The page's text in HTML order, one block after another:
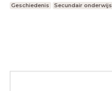
Geschiedenis Secundair onderwijs